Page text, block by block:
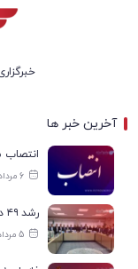
آخرین خبر ها
انتصاب
6 مرداد 1405 - ۱۰:۱۳
5 مرداد 1405 - ۱۴:۲۹